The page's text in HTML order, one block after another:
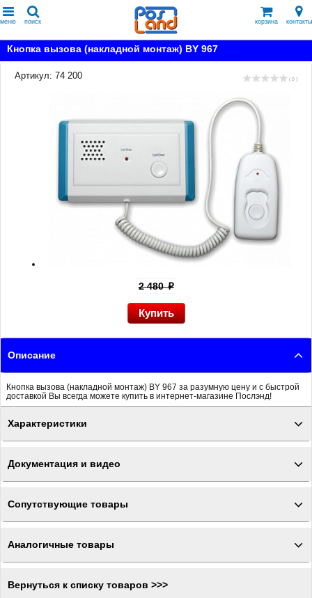
меню поиск корзина контакты
Кнопка вызова (накладной монтаж) BY 967
Артикул: 74 200 ( 0 )
2 480p
Описание
Кнопка вызова (накладной монтаж) BY 967 за разумную цену и с быстрой
доставкой Вы всегда можете купить в интернет-магазине Послэнд!
Характеристики
Документация и видео
Сопутствующие товары
Аналогичные товары
Вернуться к списку товаров >>>